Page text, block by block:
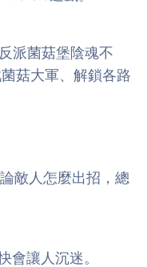
派菌菇堡陰魂不
菇大軍、解鎖各路
敵人怎麼出招，總
讓人沉迷。